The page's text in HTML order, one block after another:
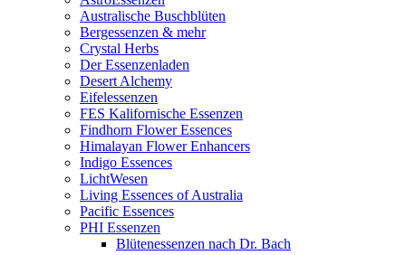
Australische Buschblüten
Bergessenzen & mehr
Crystal Herbs
Der Essenzenladen
Desert Alchemy
Eifelessenzen
FES Kalifornische Essenzen
Findhorn Flower Essences
Himalayan Flower Enhancers
Indigo Essences
LichtWesen
Living Essences of Australia
Pacific Essences
PHI Essenzen
Blütenessenzen nach Dr. Bach